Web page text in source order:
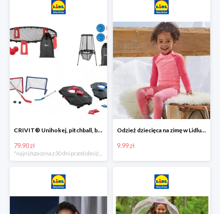
CRIVIT® Unihokej, pitchball, bean bag lub disc golf
79.90 zł
Odzież dziecięca na zimę w Lidlu Online od 9,99 zł
9.99 zł